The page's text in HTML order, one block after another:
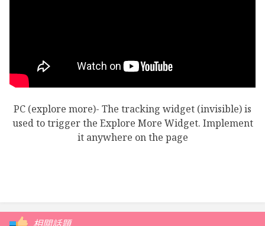
PC (explore more)- The tracking widget (invisible) is
used to trigger the Explore More Widget. Implement
it anywhere on the page